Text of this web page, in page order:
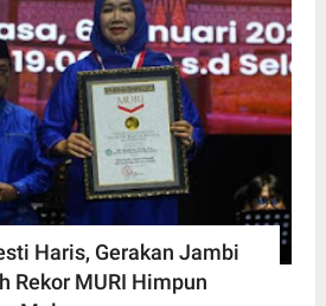
Haris, Gerakan Jambi
Rekor MURI Himpun